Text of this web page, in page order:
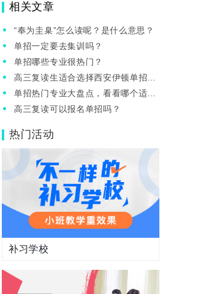
相关文章
“奉为圭臬”怎么读呢？是什么意思？
单招一定要去集训吗？
单招哪些专业很热门？
高三复读生适合选择西安伊顿单招
吗？单招有啥优势
单招热门专业大盘点，看看哪个适合
你？
高三复读可以报名单招吗？
热门活动
补习学校